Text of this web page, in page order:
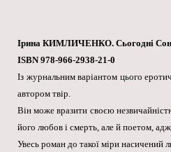
Ірина КИМЛИЧЕНКО. Сьогодні
ISBN 978-966-2938-21-0
Із журнальним варіантом цього
автором твір.
Він може вразити своєю
його любов і смерть, але й поетом,
Увесь роман до такої міри